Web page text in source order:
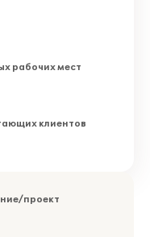
рабочих мест
клиентов
проект